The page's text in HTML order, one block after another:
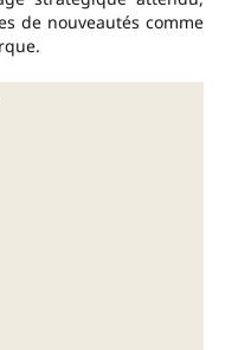
de nouveautés comme